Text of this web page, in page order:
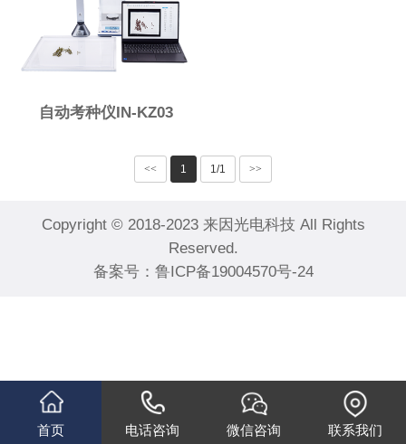
自动考种仪IN-KZ03
<< 1 1/1 >>
Copyright © 2018-2023 来因光电科技 All Rights
Reserved.
备案号： 鲁ICP备19004570号-24
首页 电话咨询 微信咨询 联系我们